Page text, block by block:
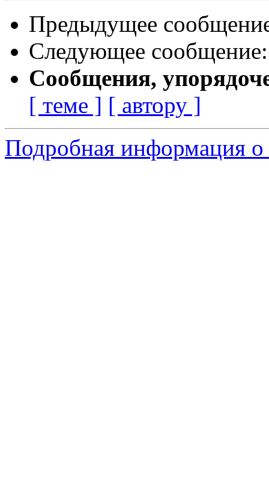
Предыдущее
Следующее
Сообщения,
[ теме ] [ автору ]
Подробная информация о